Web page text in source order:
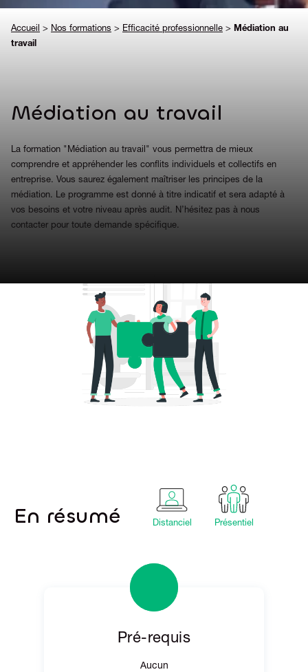
Accueil > Nos formations > Efficacité professionnelle > Médiation au
travail
Médiation au travail
La formation "Médiation au travail" vous permettra de mieux
comprendre et appréhender les conflits individuels et collectifs en
entreprise. Vous saurez également maîtriser les principes de la
médiation. Le programme est donné à titre indicatif et sera adapté à
vos besoins et votre niveau après audit. N’hésitez pas à nous
contacter pour toute demande spécifique.
En résumé Distanciel Présentiel
Pré-requis
Aucun